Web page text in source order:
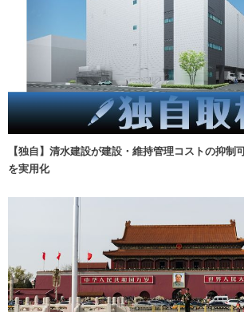
【独自】清水建設が建設・維持管理コストの抑制
を実用化